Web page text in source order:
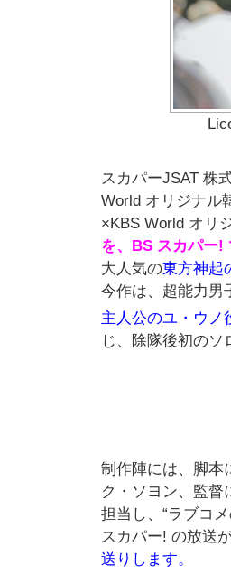
スカパーJSAT 株
World オリジナル
×KBS World オリ
を、BS スカパー!
大人気の東方神起
今作は、超能力男
主人公のユ・ウノ
じ、除隊後初のソ
制作陣には、脚本
ク・ソヨン、監督
担当し、“ラブコ
スカパー! の放送
送りします。